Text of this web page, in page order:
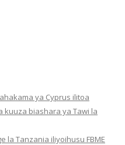
ya Cyprus ilitoa
kuuza biashara ya Tawi la
la Tanzania iliyoihusu FBME